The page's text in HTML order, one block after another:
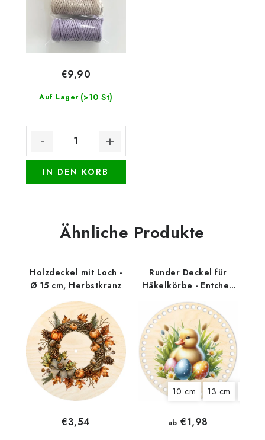
Auf Lager (>10 St)
€9,90
IN DEN KORB
Ähnliche Produkte
Holzdeckel mit Loch -
Ø 15 cm, Herbstkranz
€3,54
Runder Deckel für
Häkelkörbe - Entchen
10 cm 13 cm
ab €1,98